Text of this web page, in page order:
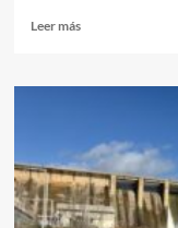
Leer másLeer
Tristeza
en
el
Orellana
Costa